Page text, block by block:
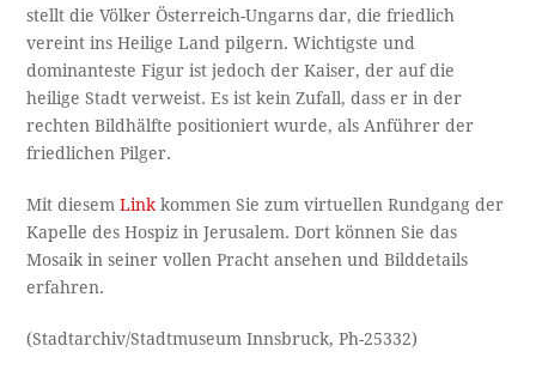
stellt die Völker Österreich-Ungarns dar, die friedlich
vereint ins Heilige Land pilgern. Wichtigste und
dominanteste Figur ist jedoch der Kaiser, der auf die
heilige Stadt verweist. Es ist kein Zufall, dass er in der
rechten Bildhälfte positioniert wurde, als Anführer der
friedlichen Pilger.
Mit diesemLink kommen Sie zum virtuellen Rundgang der
Kapelle des Hospiz in Jerusalem. Dort können Sie das
Mosaik in seiner vollen Pracht ansehen und Bilddetails
erfahren.
(Stadtarchiv/Stadtmuseum Innsbruck, Ph-25332)